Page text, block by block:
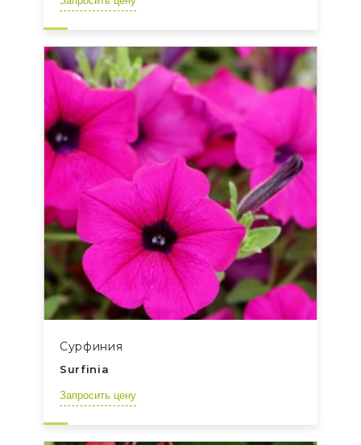
Сурфиния
Surfinia
Запросить цену